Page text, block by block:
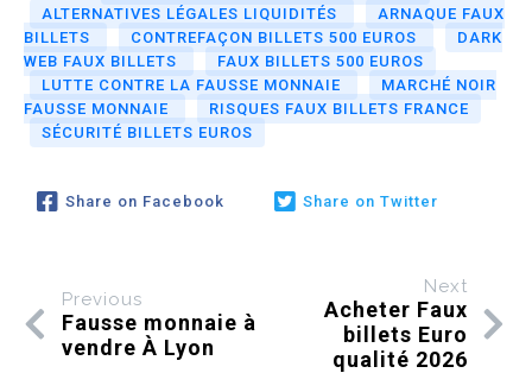
ALTERNATIVES LÉGALES LIQUIDITÉS
ARNAQUE FAUX
BILLETS
CONTREFAÇON BILLETS 500 EUROS
DARK
WEB FAUX BILLETS
FAUX BILLETS 500 EUROS
LUTTE CONTRE LA FAUSSE MONNAIE
MARCHÉ NOIR
FAUSSE MONNAIE
RISQUES FAUX BILLETS FRANCE
SÉCURITÉ BILLETS EUROS
Share on Facebook Share on Twitter
Previous
Fausse monnaie à
vendre À Lyon
Next
Acheter Faux
billets Euro
qualité 2026